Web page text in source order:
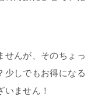
せんが、そのちょっ
少しでもお得になる
ません！